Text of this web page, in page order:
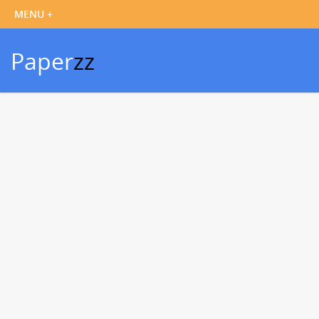
Paperzz